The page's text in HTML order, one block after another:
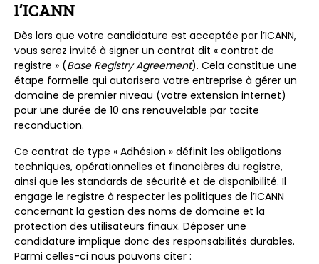
l’ICANN
Dès lors que votre candidature est acceptée par l’ICANN,
vous serez invité à signer un contrat dit « contrat de
registre » (Base Registry Agreement). Cela constitue une
étape formelle qui autorisera votre entreprise à gérer un
domaine de premier niveau (votre extension internet)
pour une durée de 10 ans renouvelable par tacite
reconduction.
Ce contrat de type « Adhésion » définit les obligations
techniques, opérationnelles et financières du registre,
ainsi que les standards de sécurité et de disponibilité. Il
engage le registre à respecter les politiques de l’ICANN
concernant la gestion des noms de domaine et la
protection des utilisateurs finaux. Déposer une
candidature implique donc des responsabilités durables.
Parmi celles-ci nous pouvons citer :